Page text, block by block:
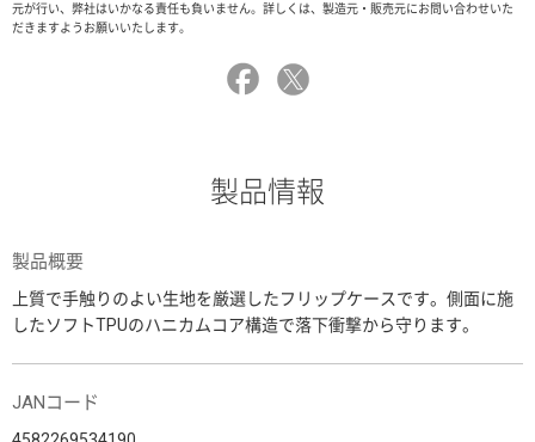
元が行い、弊社はいかなる責任も負いません。詳しくは、製造元・販売元にお問い合わせいた
だきますようお願いいたします。
製品情報
製品概要
上質で手触りのよい生地を厳選したフリップケースです。側面に施
したソフトTPUのハニカムコア構造で落下衝撃から守ります。
JANコード